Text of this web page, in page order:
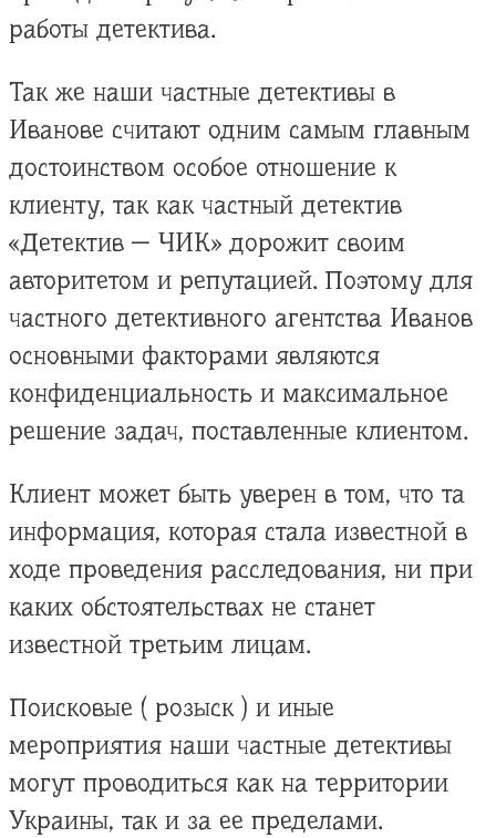
работы детектива.
Так же наши частные детективы в
Иванове считают одним самым главным
достоинством особое отношение к
клиенту, так как частный детектив
«Детектив — ЧИК» дорожит своим
авторитетом и репутацией. Поэтому для
частного детективного агентства Иванов
основными факторами являются
конфиденциальность и максимальное
решение задач, поставленные клиентом.
Клиент может быть уверен в том, что та
информация, которая стала известной в
ходе проведения расследования, ни при
каких обстоятельствах не станет
известной третьим лицам.
Поисковые ( розыск ) и иные
мероприятия наши частные детективы
могут проводиться как на территории
Украины, так и за ее пределами.